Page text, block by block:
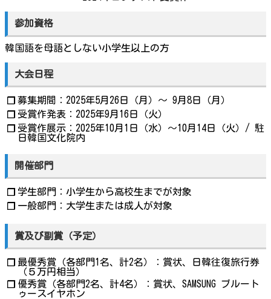
参加資格
韓国語を母語としない小学生以上の方
大会日程
❐ 募集期間：2025年5月26日（月）～ 9月8日（月）
❐ 受賞作発表：2025年9月16日（火）
❐ 受賞作展示：2025年10月1日（水）～10月14日（火）/ 駐
日韓国文化院内
開催部門
❐ 学生部門：小学生から高校生までが対象
❐ 一般部門：大学生または成人が対象
賞及び副賞（予定）
❐ 最優秀賞（各部門1名、計2名）：賞状、日韓往復旅行券
（５万円相当）
❐ 優秀賞（各部門2名、計4名）：賞状、SAMSUNG ブルート
ゥースイヤホン